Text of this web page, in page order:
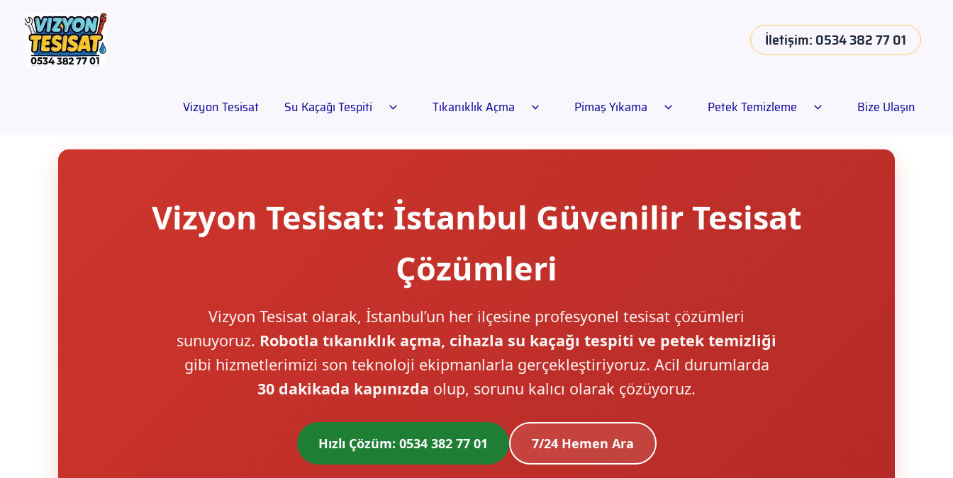
İletişim: 0534 382 77 01
Vizyon Tesisat Su Kaçağı Tespiti Tıkanıklık Açma Pimaş Yıkama Petek Temizleme Bize Ulaşın
Vizyon Tesisat: İstanbul Güvenilir Tesisat
Çözümleri
Vizyon Tesisat olarak, İstanbul’un her ilçesine profesyonel tesisat çözümleri
sunuyoruz. Robotla tıkanıklık açma, cihazla su kaçağı tespiti ve petek temizliği
gibi hizmetlerimizi son teknoloji ekipmanlarla gerçekleştiriyoruz. Acil durumlarda
30 dakikada kapınızda olup, sorunu kalıcı olarak çözüyoruz.
Hızlı Çözüm: 0534 382 77 01 7/24 Hemen Ara